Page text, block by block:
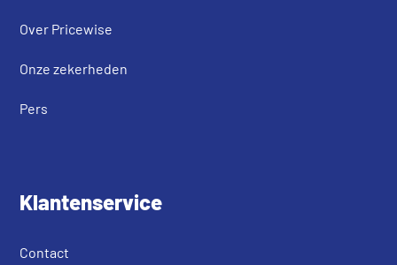
Over Pricewise
Onze zekerheden
Pers
Klantenservice
Contact